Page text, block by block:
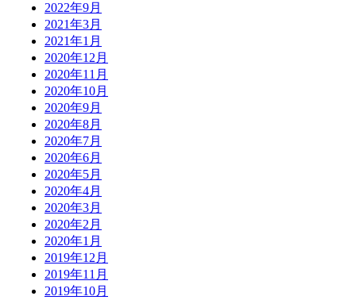
2022年9月
2021年3月
2021年1月
2020年12月
2020年11月
2020年10月
2020年9月
2020年8月
2020年7月
2020年6月
2020年5月
2020年4月
2020年3月
2020年2月
2020年1月
2019年12月
2019年11月
2019年10月